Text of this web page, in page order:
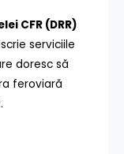
CFR (DRR)
serviciile
doresc să
feroviară